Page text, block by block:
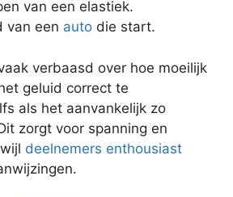
van een elastiek.
van een auto die start.
verbaasd over hoe moeilijk
geluid correct te
als het aanvankelijk zo
zorgt voor spanning en
deelnemers enthousiast